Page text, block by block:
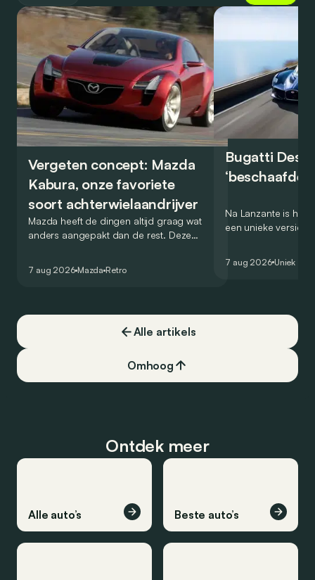
Vergeten concept: Mazda
Kabura, onze favoriete
soort achterwielaandrijver
Mazda heeft de dingen altijd graag wat
anders aangepakt dan de rest. Deze
7 aug 2026 Mazda Retro
Bugatti
‘beschaafde’
Na Lanzante is het
een unieke versie
7 aug 2026 Uniek
Alle artikels
Omhoog
Ontdek meer
Alle auto’s Beste auto’s